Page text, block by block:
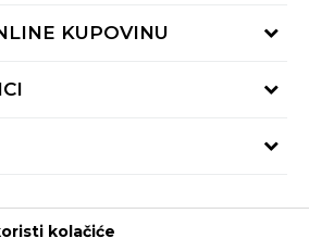
KUPOVINU
PROMIJENI
kolačiće